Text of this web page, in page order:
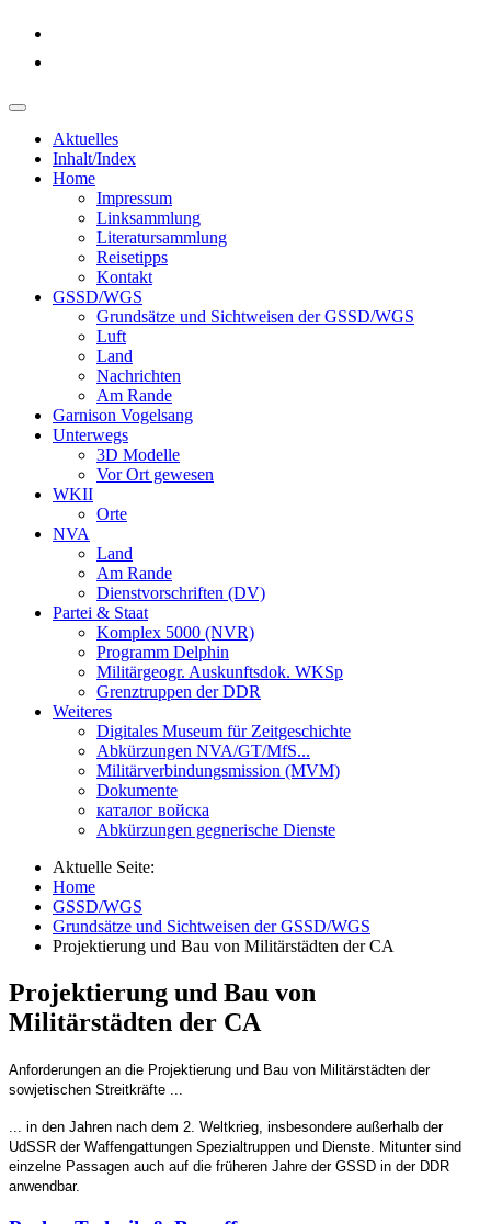
Aktuelles
Inhalt/Index
Home
Impressum
Linksammlung
Literatursammlung
Reisetipps
Kontakt
GSSD/WGS
Grundsätze und Sichtweisen der GSSD/WGS
Luft
Land
Nachrichten
Am Rande
Garnison Vogelsang
Unterwegs
3D Modelle
Vor Ort gewesen
WKII
Orte
NVA
Land
Am Rande
Dienstvorschriften (DV)
Partei & Staat
Komplex 5000 (NVR)
Programm Delphin
Militärgeogr. Auskunftsdok. WKSp
Grenztruppen der DDR
Weiteres
Digitales Museum für Zeitgeschichte
Abkürzungen NVA/GT/MfS...
Militärverbindungsmission (MVM)
Dokumente
каталог войска
Abkürzungen gegnerische Dienste
Aktuelle Seite:
Home
GSSD/WGS
Grundsätze und Sichtweisen der GSSD/WGS
Projektierung und Bau von Militärstädten der CA
Projektierung und Bau von
Militärstädten der CA
Anforderungen an die Projektierung und Bau von Militärstädten der
sowjetischen Streitkräfte ...
... in den Jahren nach dem 2. Weltkrieg, insbesondere außerhalb der
UdSSR der Waffengattungen Spezialtruppen und Dienste. Mitunter sind
einzelne Passagen auch auf die früheren Jahre der GSSD in der DDR
anwendbar.